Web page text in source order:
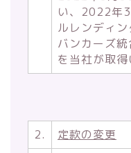
い、2022年
ルレンディ
バンカーズ
を当社が取得
2.
定款の変更